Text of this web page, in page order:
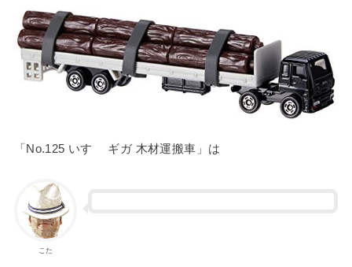
「No.125 いすゞ ギガ 木材運搬車」は
こた